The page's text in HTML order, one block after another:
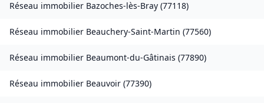
Réseau immobilier Bazoches-lès-Bray (77118)
Réseau immobilier Beauchery-Saint-Martin (77560)
Réseau immobilier Beaumont-du-Gâtinais (77890)
Réseau immobilier Beauvoir (77390)